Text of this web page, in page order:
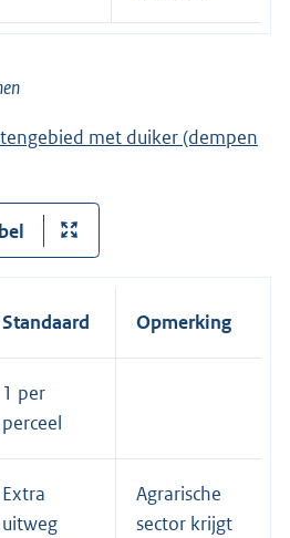
met duiker (dempen
Standaard Opmerking
1 per
perceel
Extra
uitweg
Agrarische
sector krijgt